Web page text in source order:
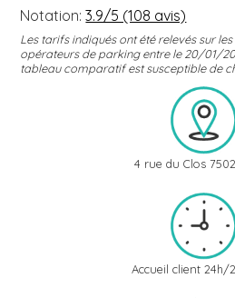
Notation:3.9/5 (108 avis)
Les tarifs indiqués ont été relevés sur
opérateurs de parking entre le 20/01/
tableau comparatif est susceptible de
4 rue du Clos
Accueil client 24h/